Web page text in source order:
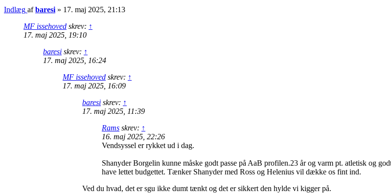
Indlæg afbaresi » 17. maj 2025, 21:13
MF issehoved skrev: ↑
17. maj 2025, 19:10
baresi skrev: ↑
17. maj 2025, 16:24
MF issehoved skrev: ↑
17. maj 2025, 16:09
baresi skrev: ↑
17. maj 2025, 11:39
Rams skrev: ↑
16. maj 2025, 22:26
Vendsyssel er rykket ud i dag.
Shanyder Borgelin kunne måske godt passe på AaB profilen.23 år og varm pt. atletisk og
have lettet budgettet. Tænker Shanyder med Ross og Helenius vil dække os fint ind.
Ved du hvad, det er sgu ikke dumt tænkt og det er sikkert den hylde vi kigger på.